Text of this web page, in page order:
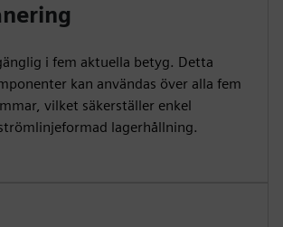
i fem aktuella betyg. Detta
kan användas över alla fem
vilket säkerställer enkel
lagerhållning.